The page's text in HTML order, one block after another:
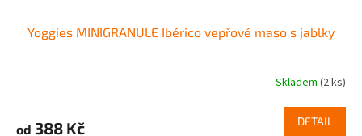
Yoggies MINIGRANULE Ibérico vepřové maso s jablky
Skladem (2 ks)
od 388 Kč DETAIL